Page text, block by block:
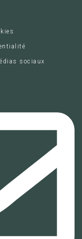
sociaux